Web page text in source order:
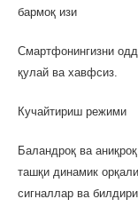
бармоқ изи
Смартфонингизни
қулай ва хавфсиз.
Кучайтириш режими
Баландроқ ва
ташқи динамик
сигналлар ва